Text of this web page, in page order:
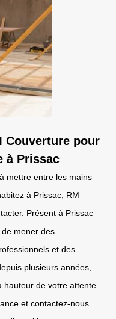
Couverture pour
à Prissac
mettre entre les mains
à Prissac, RM
Présent à Prissac
mener des
et des
plusieurs années,
de votre attente.
et contactez-nous